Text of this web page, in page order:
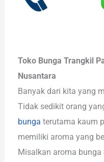
Toko Bunga Trangkil
Nusantara
Banyak dari kita yang
Tidak sedikit orang
bunga terutama kaum
memiliki aroma yang
Misalkan aroma